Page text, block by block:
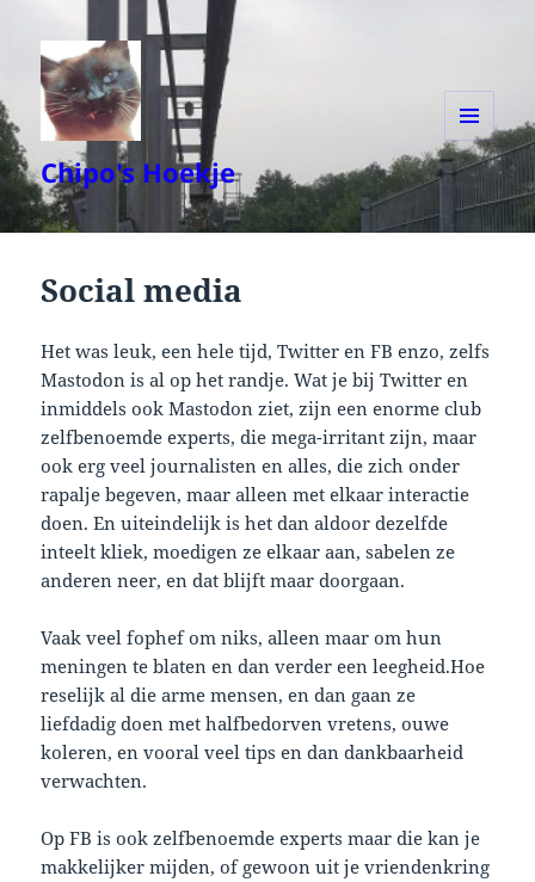
Chipo's Hoekje
MENU
AND
Social media
Het was leuk, een hele tijd, Twitter en FB enzo, zelfs
Mastodon is al op het randje. Wat je bij Twitter en
inmiddels ook Mastodon ziet, zijn een enorme club
zelfbenoemde experts, die mega-irritant zijn, maar
ook erg veel journalisten en alles, die zich onder
rapalje begeven, maar alleen met elkaar interactie
doen. En uiteindelijk is het dan aldoor dezelfde
inteelt kliek, moedigen ze elkaar aan, sabelen ze
anderen neer, en dat blijft maar doorgaan.
Vaak veel fophef om niks, alleen maar om hun
meningen te blaten en dan verder een leegheid.Hoe
reselijk al die arme mensen, en dan gaan ze
liefdadig doen met halfbedorven vretens, ouwe
koleren, en vooral veel tips en dan dankbaarheid
verwachten.
Op FB is ook zelfbenoemde experts maar die kan je
makkelijker mijden, of gewoon uit je vriendenkring